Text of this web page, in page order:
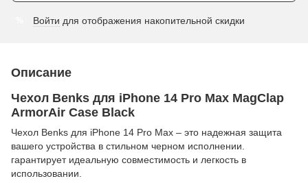
Войти для отображения накопительной скидки
Описание
Чехол Benks для iPhone 14 Pro Max MagClap
ArmorAir Case Black
Чехол Benks для iPhone 14 Pro Max – это надежная защита
вашего устройства в стильном черном исполнении.
гарантирует идеальную совместимость и легкость в
использовании.